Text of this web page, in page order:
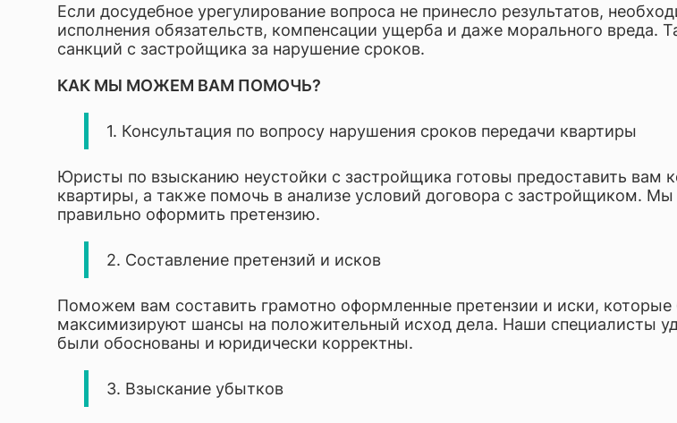
Если досудебное урегулирование вопроса не принесло результатов,
исполнения обязательств, компенсации ущерба и даже морального
санкций с застройщика за нарушение сроков.
КАК МЫ МОЖЕМ ВАМ ПОМОЧЬ?
1. Консультация по вопросу нарушения сроков передачи квартиры
Юристы по взысканию неустойки с застройщика готовы предоставить вам
квартиры, а также помочь в анализе условий договора с застройщиком.
правильно оформить претензию.
2. Составление претензий и исков
Поможем вам составить грамотно оформленные претензии и иски, которые
максимизируют шансы на положительный исход дела. Наши специалисты
были обоснованы и юридически корректны.
3. Взыскание убытков